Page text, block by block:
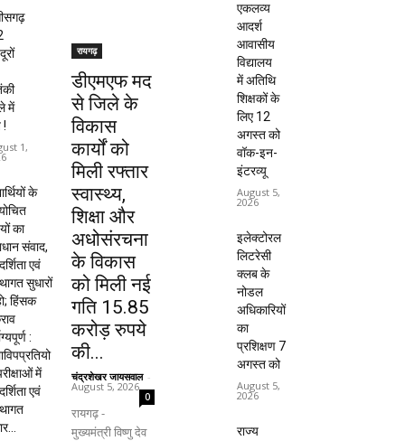
में
!
1,
के
का
संवाद,
एवं
सुधारों
हिंसक
:
में
एवं
रायगढ़
डीएमएफ मद
से जिले के
विकास
कार्यों को
मिली रफ्तार
स्वास्थ्य,
शिक्षा और
अधोसंरचना
के विकास
को मिली नई
गति 15.85
करोड़ रुपये
की...
चंद्रशेखर जायसवाल -
August 5, 2026
0
रायगढ़ -
मुख्यमंत्री विष्णु देव
एकलव्य
आदर्श
आवासीय
विद्यालय
में अतिथि
शिक्षकों के
लिए 12
अगस्त को
वॉक-इन-
इंटरव्यू
August 5,
2026
इलेक्टोरल
लिटरेसी
क्लब के
नोडल
अधिकारियों
का
प्रशिक्षण 7
अगस्त को
August 5,
2026
राज्य